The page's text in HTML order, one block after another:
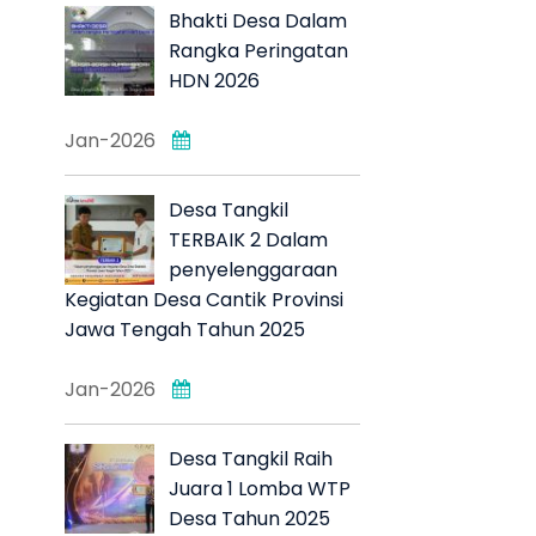
Bhakti Desa Dalam
Rangka Peringatan
HDN 2026
Jan-2026
Desa Tangkil
TERBAIK 2 Dalam
penyelenggaraan
Kegiatan Desa Cantik Provinsi
Jawa Tengah Tahun 2025
Jan-2026
Desa Tangkil Raih
Juara 1 Lomba WTP
Desa Tahun 2025